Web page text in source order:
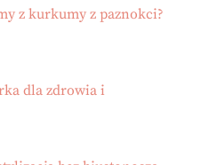
z kurkumy z paznokci?
dla zdrowia i